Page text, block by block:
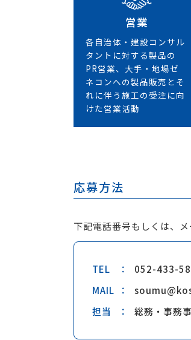
営業
各自治体・建設コンサル
タントに対する製品の
PR営業、大手・地場ゼ
ネコンへの製品販売とそ
れに伴う施工の受注に向
けた営業活動
応募方法
下記電話番号もしくは、
TEL
052-433-
MAIL
担当
総務・事務